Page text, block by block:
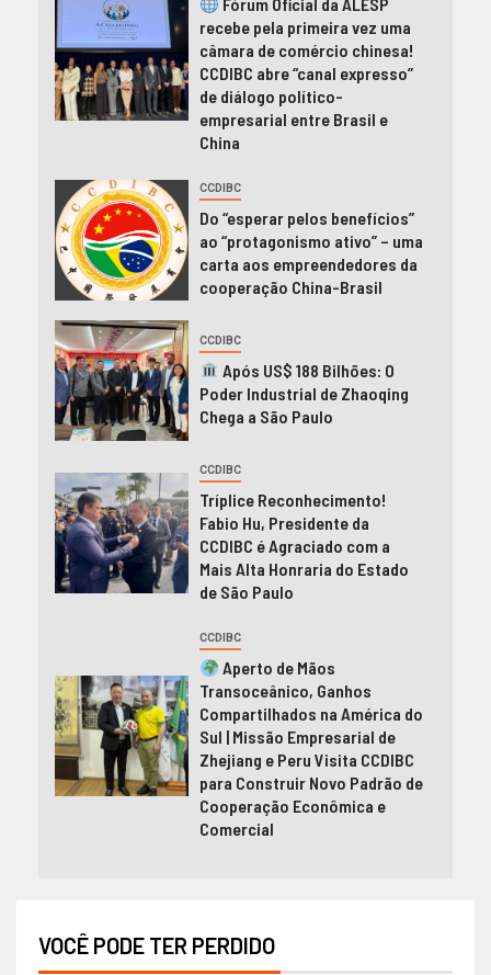
Fórum Oficial da ALESP
recebe pela primeira vez uma
câmara de comércio chinesa!
CCDIBC abre “canal expresso”
de diálogo político-
empresarial entre Brasil e
China
CCDIBC
Do “esperar pelos benefícios”
ao “protagonismo ativo” – uma
carta aos empreendedores da
cooperação China-Brasil
CCDIBC
Após US$ 188 Bilhões: O
Poder Industrial de Zhaoqing
Chega a São Paulo
CCDIBC
Tríplice Reconhecimento!
Fabio Hu, Presidente da
CCDIBC é Agraciado com a
Mais Alta Honraria do Estado
de São Paulo
CCDIBC
Aperto de Mãos
Transoceânico, Ganhos
Compartilhados na América do
Sul | Missão Empresarial de
Zhejiang e Peru Visita CCDIBC
para Construir Novo Padrão de
Cooperação Econômica e
Comercial
VOCÊ PODE TER PERDIDO